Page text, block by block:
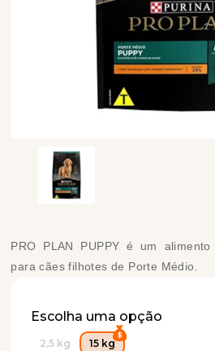
PRO PLAN PUPPY é um
para cães filhotes de Porte Médio.
Escolha uma opção
2,5 kg 15 kg